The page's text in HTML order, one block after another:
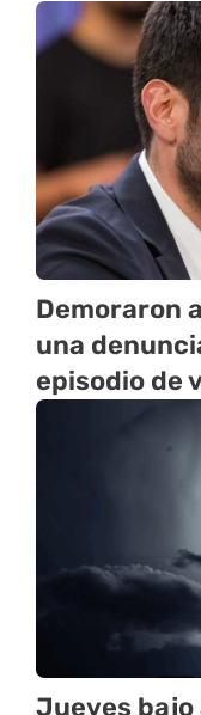
Demoraron
una
episodio de
Jueves